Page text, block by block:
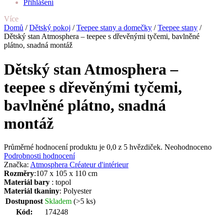
Přihlášení
Více
Domů / Dětský pokoj / Teepee stany a domečky / Teepee stany /
Dětský stan Atmosphera – teepee s dřevěnými tyčemi, bavlněné
plátno, snadná montáž
Dětský stan Atmosphera –
teepee s dřevěnými tyčemi,
bavlněné plátno, snadná
montáž
Průměrné hodnocení produktu je 0,0 z 5 hvězdiček. Neohodnoceno
Podrobnosti hodnocení
Značka: Atmosphera Créateur d'intérieur
Rozměry:107 x 105 x 110 cm
Materiál bary : topol
Materiál tkaniny: Polyester
Dostupnost Skladem (>5 ks)
Kód:
174248